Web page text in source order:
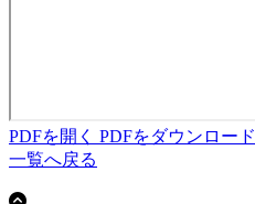
PDFを開く PDFをダウンロード
一覧へ戻る